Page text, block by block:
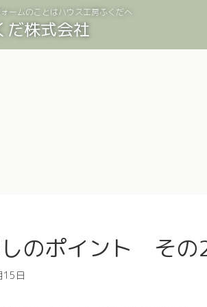
ームのことはハウス工房ふくだへ
だ株式会社
のポイント その
日